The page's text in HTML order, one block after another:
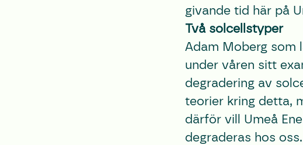
givande tid här på
Två solcellstyper
Adam Moberg som
under våren sitt
degradering av
teorier kring detta,
därför vill Umeå
degraderas hos oss.